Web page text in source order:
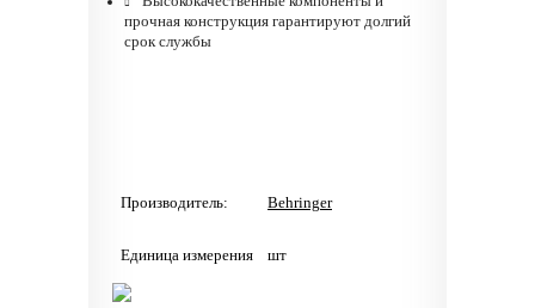
прочная конструкция гарантируют долгий
срок службы
Производитель: Behringer
Единица измерения шт